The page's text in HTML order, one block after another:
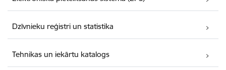
Dzīvnieku reģistri un statistika
Tehnikas un iekārtu katalogs